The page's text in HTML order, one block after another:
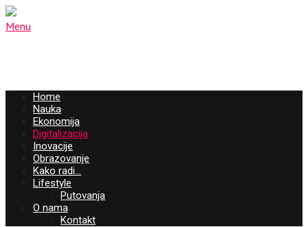
Menu
Home
Nauka
Ekonomija
Digitalizacija
Inovacije
Obrazovanje
Kako radi…
Lifestyle
Putovanja
O nama
Kontakt